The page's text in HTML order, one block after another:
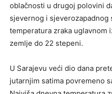
oblačnosti u drugoj polovini
sjevernog i sjeverozapadnog
temperatura zraka uglavnom
zemlje do 22 stepeni.
U Sarajevu veći dio dana
jutarnjim satima povremeno